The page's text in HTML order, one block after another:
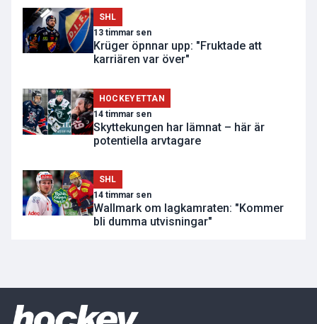
SHL
13 timmar sen
Krüger öpnnar upp: "Fruktade att
karriären var över"
HOCKEYETTAN
14 timmar sen
Skyttekungen har lämnat – här är
potentiella arvtagare
SHL
14 timmar sen
Wallmark om lagkamraten: "Kommer
bli dumma utvisningar"